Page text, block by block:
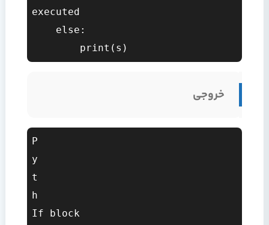
executed
خروجی
P
y
t
h
If block